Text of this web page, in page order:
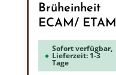
Brüheinheit
ECAM/ ETAM
Sofort verfügbar,
Lieferzeit: 1-3
Tage